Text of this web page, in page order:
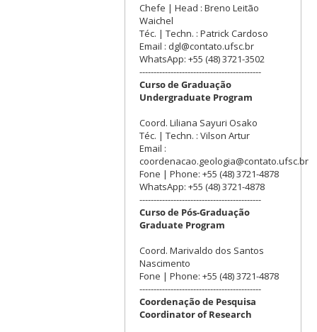
Chefe | Head : Breno Leitão
Waichel
Téc. | Techn. : Patrick Cardoso
Email : dgl@contato.ufsc.br
WhatsApp: +55 (48) 3721-3502
-------------------------------------------
Curso de Graduação
Undergraduate Program
Coord. Liliana Sayuri Osako
Téc. | Techn. : Vilson Artur
Email :
coordenacao.geologia@contato.ufsc.br
Fone | Phone: +55 (48) 3721-4878
WhatsApp: +55 (48) 3721-4878
-------------------------------------------
Curso de Pós-Graduação
Graduate Program
Coord. Marivaldo dos Santos
Nascimento
Fone | Phone: +55 (48) 3721-4878
-------------------------------------------
Coordenação de Pesquisa
Coordinator of Research